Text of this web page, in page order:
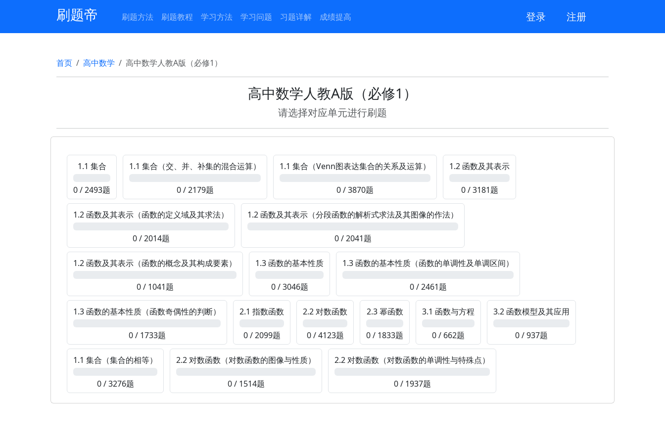
刷题帝 刷题方法 刷题教程 学习方法 学习问题 习题详解 成绩提高 登录 注册
首页 高中数学 高中数学人教A版（必修1）
高中数学人教A版（必修1）
请选择对应单元进行刷题
1.1 集合
0 / 2493题
1.1 集合（交、并、补集的混合运算）
0 / 2179题
1.1 集合（Venn图表达集合的关系及运算）
0 / 3870题
1.2 函数及其表示
0 / 3181题
1.2 函数及其表示（函数的定义域及其求法）
0 / 2014题
1.2 函数及其表示（分段函数的解析式求法及其图像的作法）
0 / 2041题
1.2 函数及其表示（函数的概念及其构成要素）
0 / 1041题
1.3 函数的基本性质
0 / 3046题
1.3 函数的基本性质（函数的单调性及单调区间）
0 / 2461题
1.3 函数的基本性质（函数奇偶性的判断）
0 / 1733题
2.1 指数函数
0 / 2099题
2.2 对数函数
0 / 4123题
2.3 幂函数
0 / 1833题
3.1 函数与方程
0 / 662题
3.2 函数模型及其应用
0 / 937题
1.1 集合（集合的相等）
0 / 3276题
2.2 对数函数（对数函数的图像与性质）
0 / 1514题
2.2 对数函数（对数函数的单调性与特殊点）
0 / 1937题